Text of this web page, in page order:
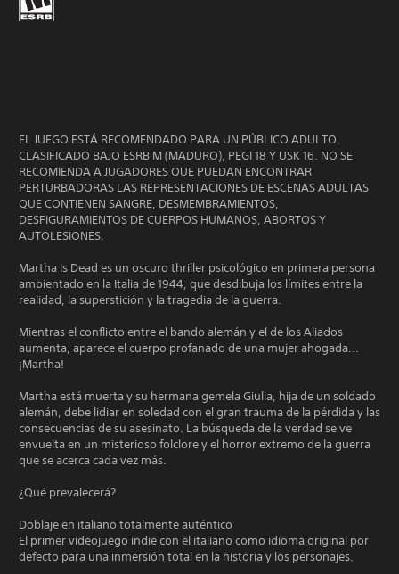
EL JUEGO ESTÁ RECOMENDADO PARA UN PÚBLICO ADULTO,
CLASIFICADO BAJO ESRB M (MADURO), PEGI 18 Y USK 16. NO SE
RECOMIENDA A JUGADORES QUE PUEDAN ENCONTRAR
PERTURBADORAS LAS REPRESENTACIONES DE ESCENAS ADULTAS
QUE CONTIENEN SANGRE, DESMEMBRAMIENTOS,
DESFIGURAMIENTOS DE CUERPOS HUMANOS, ABORTOS Y
AUTOLESIONES.
Martha Is Dead es un oscuro thriller psicológico en primera persona
ambientado en la Italia de 1944, que desdibuja los límites entre la
realidad, la superstición y la tragedia de la guerra.
Mientras el conflicto entre el bando alemán y el de los Aliados
aumenta, aparece el cuerpo profanado de una mujer ahogada...
¡Martha!
Martha está muerta y su hermana gemela Giulia, hija de un soldado
alemán, debe lidiar en soledad con el gran trauma de la pérdida y las
consecuencias de su asesinato. La búsqueda de la verdad se ve
envuelta en un misterioso folclore y el horror extremo de la guerra
que se acerca cada vez más.
¿Qué prevalecerá?
Doblaje en italiano totalmente auténtico
El primer videojuego indie con el italiano como idioma original por
defecto para una inmersión total en la historia y los personajes.